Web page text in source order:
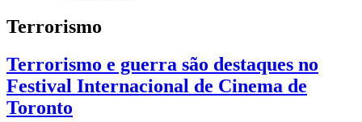
Terrorismo
Terrorismo e guerra são destaques no
Festival Internacional de Cinema de
Toronto